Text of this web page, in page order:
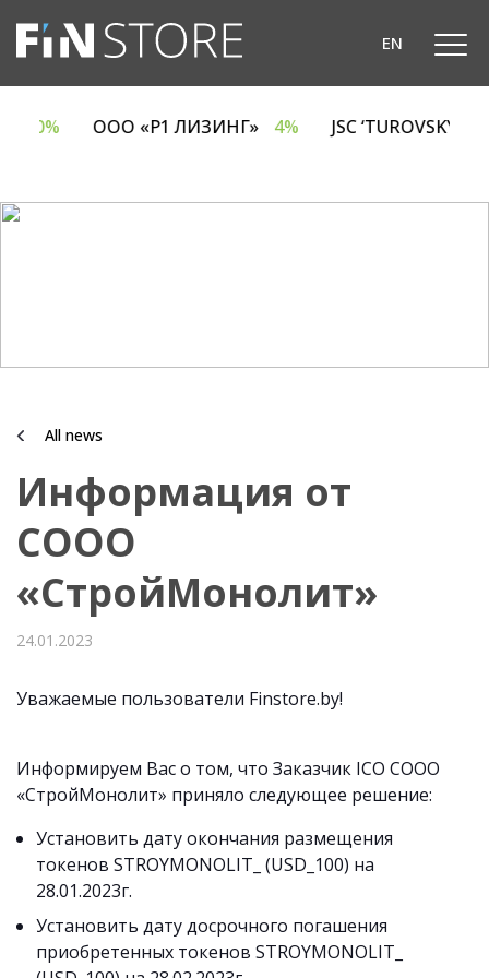
EN
6.70% ООО «Р1 ЛИЗИНГ» 4% JSC ‘TUROVSKY
All news
Информация от
СООО
«СтройМонолит»
24.01.2023
Уважаемые пользователи Finstore.by!
Информируем Вас о том, что Заказчик ICO СООО
«СтройМонолит» приняло следующее решение:
Установить дату окончания размещения
токенов STROYMONOLIT_ (USD_100) на
28.01.2023г.
Установить дату досрочного погашения
приобретенных токенов STROYMONOLIT_